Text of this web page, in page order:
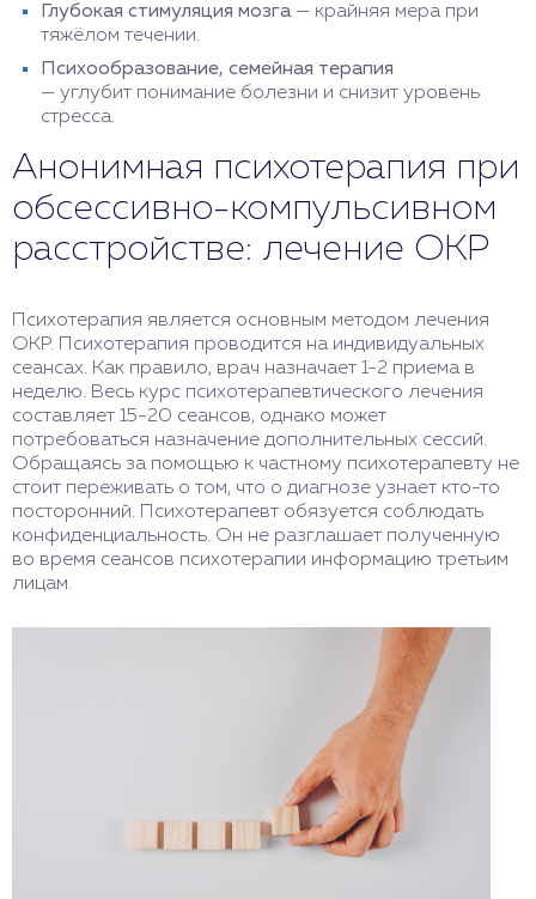
Глубокая стимуляция мозга— крайняя мера при
тяжёлом течении.
Психообразование, семейная терапия
— углубит понимание болезни и снизит уровень
стресса.
Анонимная психотерапия при
обсессивно-компульсивном
расстройстве: лечение ОКР
Психотерапия является основным методом лечения
ОКР. Психотерапия проводится на индивидуальных
сеансах. Как правило, врач назначает 1-2 приема в
неделю. Весь курс психотерапевтического лечения
составляет 15-20 сеансов, однако может
потребоваться назначение дополнительных сессий.
Обращаясь за помощью к частному психотерапевту не
стоит переживать о том, что о диагнозе узнает кто-то
посторонний. Психотерапевт обязуется соблюдать
конфиденциальность. Он не разглашает полученную
во время сеансов психотерапии информацию третьим
лицам.